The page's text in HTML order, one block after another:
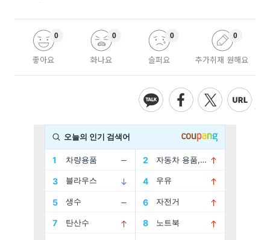
좋아요
0
화나요
0
슬퍼요
0
추가취재 원해요
0